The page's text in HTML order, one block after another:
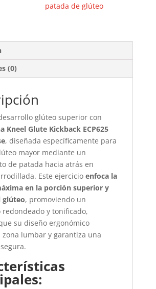
patada de glúteo
(0)
glúteo superior con
Kneel Glute Kickback ECP625
, diseñada específicamente para
mayor mediante un
de patada hacia atrás en
Este ejercicio enfoca la
en la porción superior y
glúteo, promoviendo un
y tonificado,
su diseño ergonómico
zona lumbar y garantiza una